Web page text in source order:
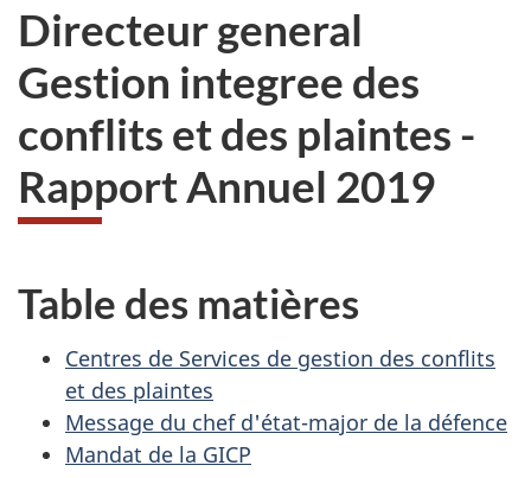
Directeur general
Gestion integree des
conflits et des plaintes -
Rapport Annuel 2019
Table des matières
Centres de Services de gestion des conflits
et des plaintes
Message du chef d'état-major de la défence
Mandat de la GICP